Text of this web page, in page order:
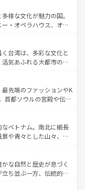
美食が融合した独特の
地域で異なる魅力を楽
史を感じることができ
カ
しい。
観光地といえばオアフ
ウイ島やカウアイ島が
く海をはじめ、豊かな
迎えてくれるハワイの
ワイアンミュージッ
てがハワイの魅力を彩
い。
様な文化が魅力の国。
・オペラハウス、オー
ウルル（エアーズロッ
ケアンズの熱帯雨林な
フェやワイン、オージ
り、サーフィンやダイ
ア好きにはたまらな
存分に味わいつくそ
台湾は、多彩な文化と
気あふれる大都市の台
東部など、都市の喧騒
れる人に新しい発見と
深い台湾の食文化も魅
バラエティ豊かな料理
情報は コンテンツ一覧を参
先端のファッションやK
首都ソウルの宮殿や伝統
自然美を楽しむことが
品のストリートフード
いる。夜には、韓国な
な魅力を心ゆくまで味
、新着の韓国情報はコンテンツ一
ベトナム。南北に細長
や青々とした山々、世
ノイの古い町並みやホ
物も、独特の雰囲気を
の豊かさとおいしさで
な自然と歴史が息づく
ち並ぶ一方、伝統的な